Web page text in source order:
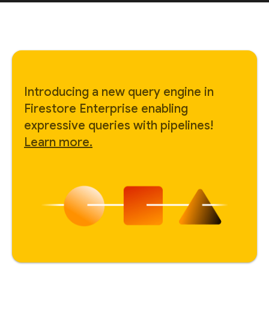
Introducing a new query engine in
Firestore Enterprise enabling
expressive queries with pipelines!
Learn more.